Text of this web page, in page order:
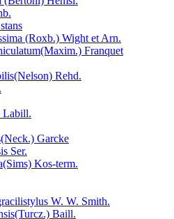
(Roxb.) Wight et Arn.
Franquet
Rehd.
Labill.
Garcke
Ser.
Kos-term.
W. W. Smith.
Baill.